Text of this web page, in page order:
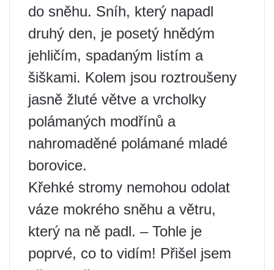
do sněhu. Sníh, který napadl
druhý den, je posetý hnědým
jehličím, spadaným listím a
šiškami. Kolem jsou roztroušeny
jasně žluté větve a vrcholky
polámaných modřínů a
nahromaděné polámané mladé
borovice.
Křehké stromy nemohou odolat
váze mokrého sněhu a větru,
který na ně padl. – Tohle je
poprvé, co to vidím! Přišel jsem